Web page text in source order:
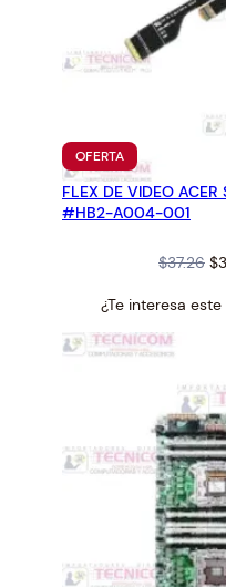
OFERTAPRODUCTO
EN
OFERTA
FLEX DE VIDEO
#HB2-A004-001
$37.26 $
¿Te interesa